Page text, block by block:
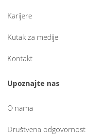
Karijere
Kutak za medije
Kontakt
Upoznajte nas
O nama
Društvena odgovornost